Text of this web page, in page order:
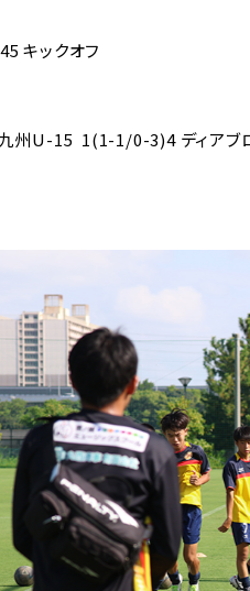
キックオフ
九州U-15 1(1-1/0-3)4 ディアブ